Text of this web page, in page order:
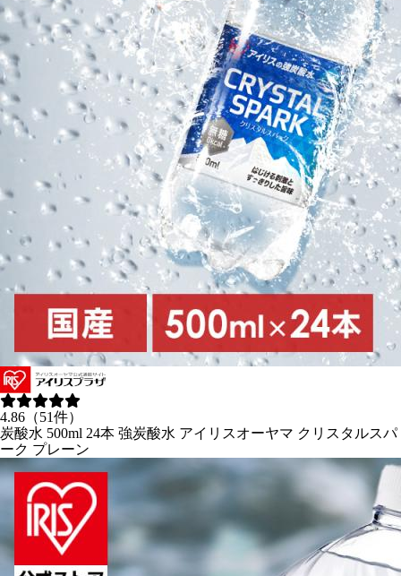
4.86（51件）
炭酸水 500ml 24本 強炭酸水 アイリスオーヤマ クリスタルスパ
ーク プレーン